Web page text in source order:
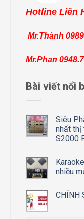
Hotline Liên
Mr.Thành
Mr.Phan
Bài viết nổi
Siêu
nhất thị
S2000
nhiều
CHÍNH